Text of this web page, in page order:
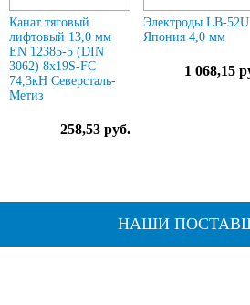
Канат тяговый
лифтовый 13,0 мм
EN 12385-5 (DIN
3062) 8х19S-FC
74,3кН Северсталь-
Метиз
258,53 руб.
Электроды LB-52U
Япония 4,0 мм
1 068,15
НАШИ